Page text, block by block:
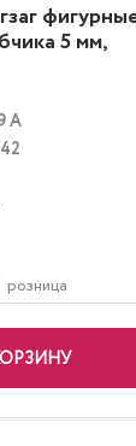
5 мм,
A
розница